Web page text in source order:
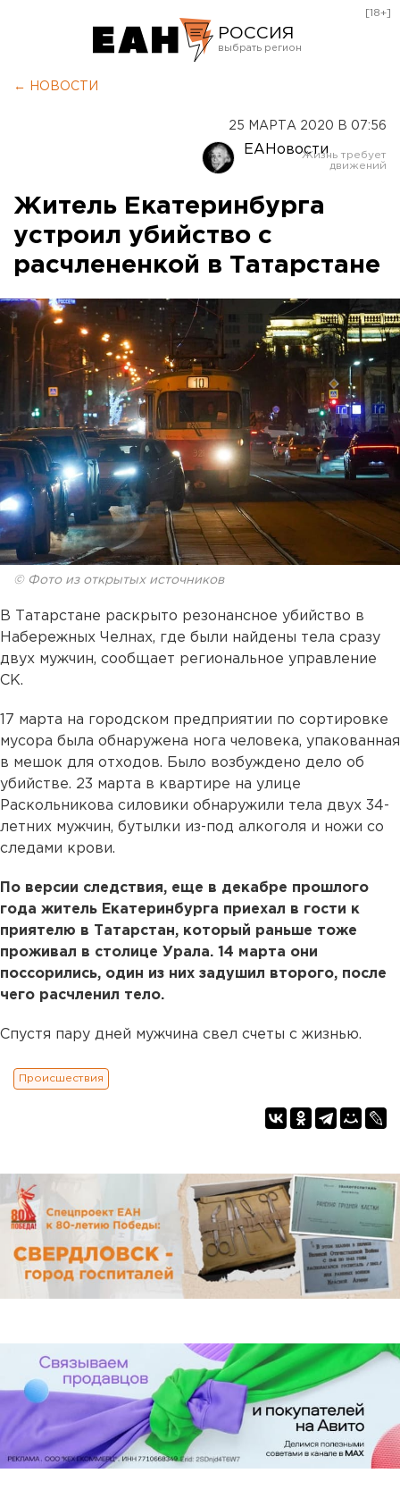
РОССИЯ
Оренбург
[18+]
← НОВОСТИ
25 МАРТА 2020 В 07:56
ЕАНовости
Житель Екатеринбурга
устроил убийство с
расчлененкой в Татарстане
© Фото из открытых источников
В Татарстане раскрыто резонансное убийство в
Набережных Челнах, где были найдены тела сразу
двух мужчин, сообщает региональное управление
СК.
17 марта на городском предприятии по сортировке
мусора была обнаружена нога человека, упакованная
в мешок для отходов. Было возбуждено дело об
убийстве. 23 марта в квартире на улице
Раскольникова силовики обнаружили тела двух 34-
летних мужчин, бутылки из-под алкоголя и ножи со
следами крови.
По версии следствия, еще в декабре прошлого
года житель Екатеринбурга приехал в гости к
приятелю в Татарстан, который раньше тоже
проживал в столице Урала. 14 марта они
поссорились, один из них задушил второго, после
чего расчленил тело.
Спустя пару дней мужчина свел счеты с жизнью.
Происшествия